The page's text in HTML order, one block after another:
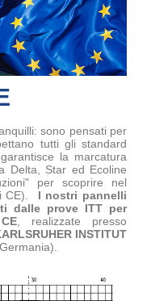
sono pensati per
tutti gli standard
la marcatura
Delta, Star ed Ecoline
per scoprire nel
CE). I nostri pannelli
dalle prove ITT per
, realizzate presso
INSTITUT